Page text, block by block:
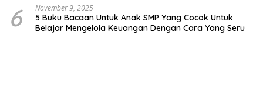
6 November 9, 2025
5 Buku Bacaan Untuk Anak SMP Yang Cocok Untuk
Belajar Mengelola Keuangan Dengan Cara Yang Seru